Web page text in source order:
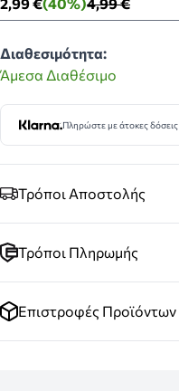
Διαθεσιμότητα:
Άμεσα Διαθέσιμο
Πληρώστε με άτοκες δόσεις
Τρόποι Αποστολής
Τρόποι Πληρωμής
Επιστροφές Προϊόντων